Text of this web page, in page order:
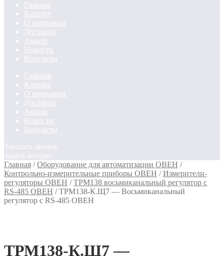
Главная
Каталог
О компании
Доставка
Акции
Новости
Контакты
Главная
Каталог
О компании
Доставка
Акции
Новости
Контакты
Заказать звонок
Задать вопрос
Главная /Оборудование для автоматизации ОВЕН /
Контрольно-измерительные приборы ОВЕН /Измерители-
регуляторы ОВЕН /ТРМ138 восьмиканальный регулятор с
RS-485 ОВЕН /ТРМ138-К.Щ7 — Восьмиканальный
регулятор с RS-485 ОВЕН
ТРМ138-К.Щ7 —